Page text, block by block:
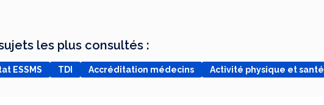
les plus consultés :
ESSMS TDI Accréditation médecins Activité physique et santé